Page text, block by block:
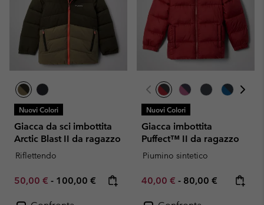
Nuovi Colori
Giacca da sci imbottita
Arctic Blast II da ragazzo
Riflettendo
Minimum sale price:
50,00 € - Maximum price:
100,00 €
Nuovi Colori
Giacca imbottita
Puffect™ II da ragazzo
Piumino sintetico
Minimum sale price:
40,00 € - Maximum price:
80,00 €